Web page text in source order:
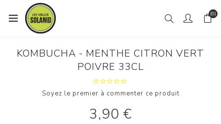
(0)
KOMBUCHA - MENTHE CITRON VERT
POIVRE 33CL
Soyez le premier à commenter ce produit
3,90 €